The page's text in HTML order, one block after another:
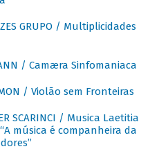
GRUPO / Multiplicidades
/ Camæra Sinfomaniaca
/ Violão sem Fronteiras
SCARINCI / Musica Laetitia
música é companheira da